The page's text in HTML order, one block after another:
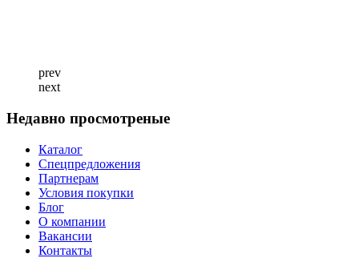
prev
next
Недавно просмотреные
Каталог
Спецпредложения
Партнерам
Условия покупки
Блог
О компании
Вакансии
Контакты